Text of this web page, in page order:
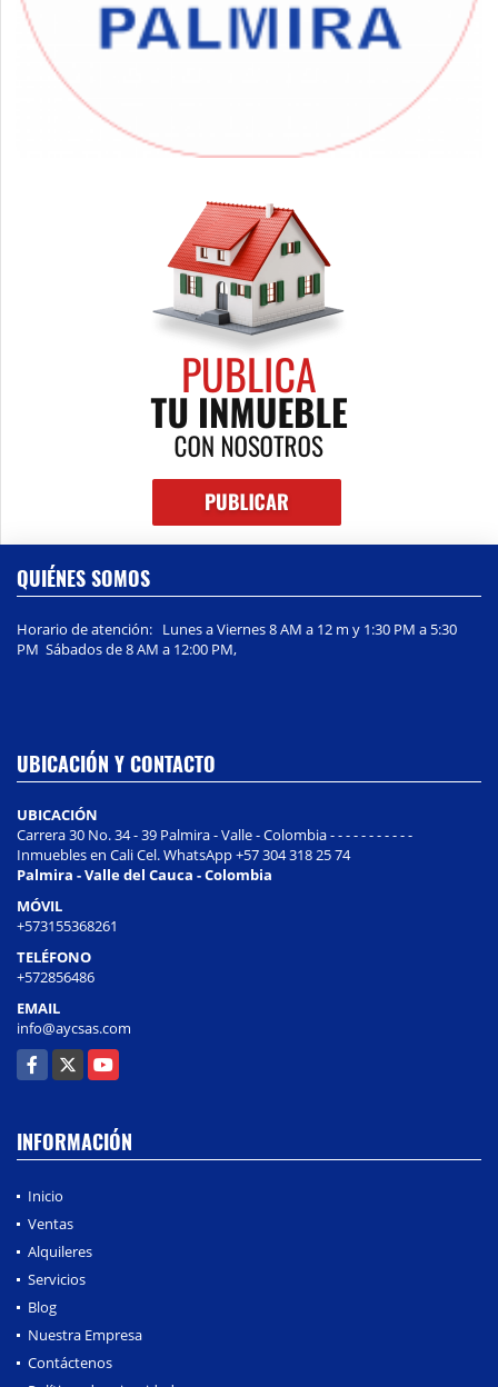
QUIÉNES SOMOS
Horario de atención: Lunes a Viernes 8 AM a 12 m y 1:30 PM a 5:30
PM Sábados de 8 AM a 12:00 PM,
UBICACIÓN Y CONTACTO
UBICACIÓN
Carrera 30 No. 34 - 39 Palmira - Valle - Colombia - - - - - - - - - - -
Inmuebles en Cali Cel. WhatsApp +57 304 318 25 74
Palmira - Valle del Cauca - Colombia
MÓVIL
+573155368261
TELÉFONO
+572856486
EMAIL
info@aycsas.com
Facebook
X YouTube
INFORMACIÓN
Inicio
Ventas
Alquileres
Servicios
Blog
Nuestra Empresa
Contáctenos